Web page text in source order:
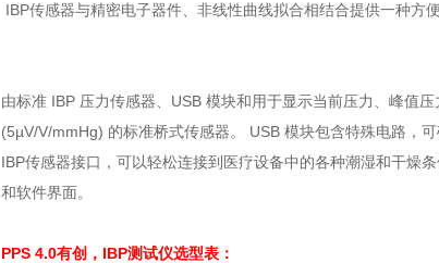
IBP传感器与精密电子器件、非线性曲线拟合相结合提供一种
由标准 IBP 压力传感器、USB 模块和用于显示当前压力、峰值
(5µV/V/mmHg) 的标准桥式传感器。 USB 模块包含特殊电路，
IBP传感器接口，可以轻松连接到医疗设备中的各种潮湿和干燥
和软件界面。
PPS 4.0有创，IBP测试仪选型表：